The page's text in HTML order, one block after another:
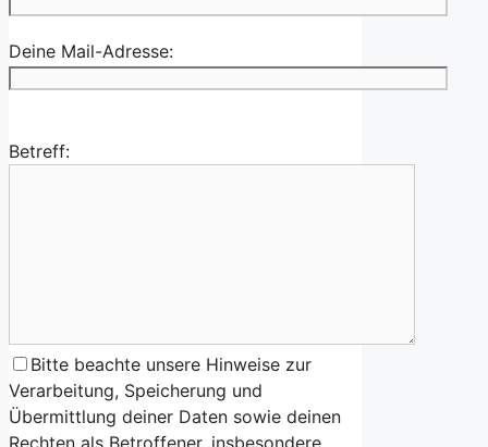
Deine Mail-Adresse:
Betreff:
Bitte beachte unsere Hinweise zur
Verarbeitung, Speicherung und
Übermittlung deiner Daten sowie deinen
Rechten als Betroffener, insbesondere